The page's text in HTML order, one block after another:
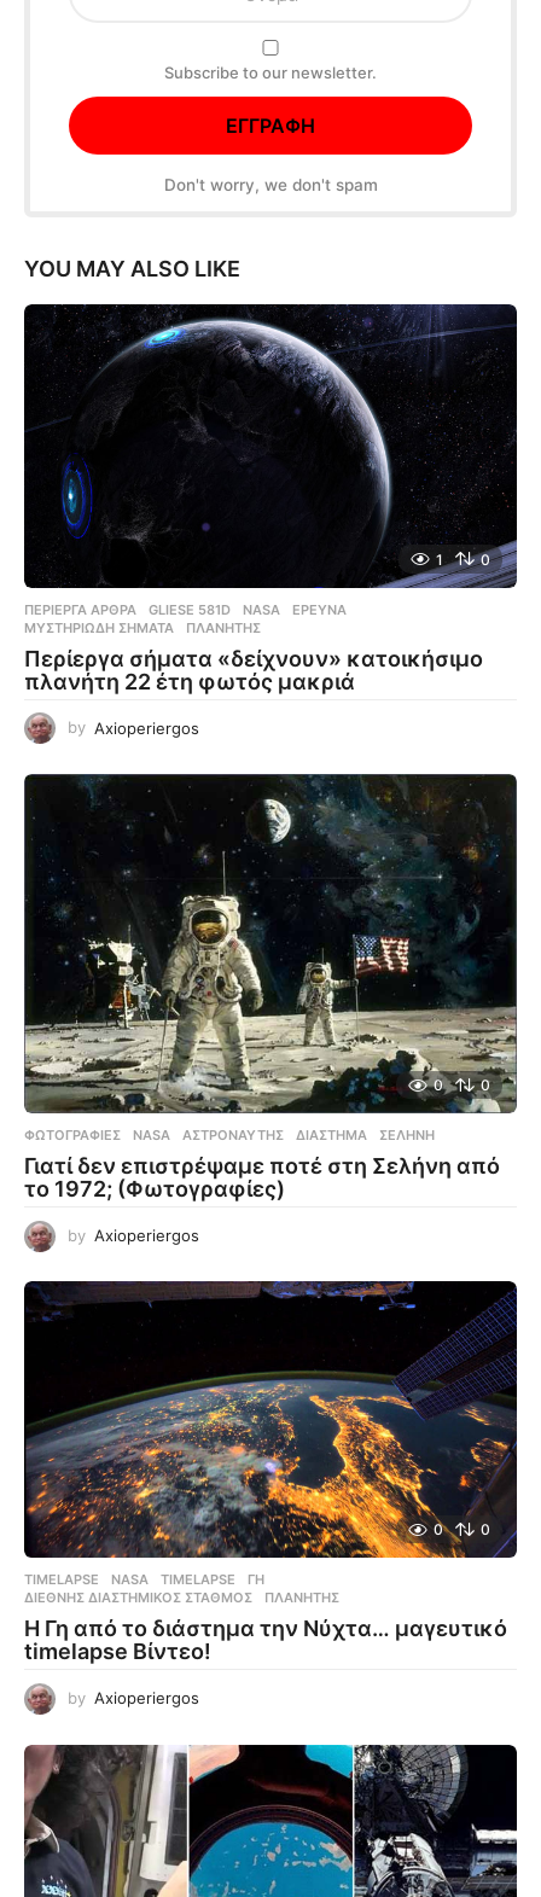
Subscribe to our newsletter.
Don't worry, we don't spam
YOU MAY ALSO LIKE
1 0
ΠΕΡΊΕΡΓΑ ΆΡΘΡΑ GLIESE 581D ,NASA ,ΈΡΕΥΝΑ
ΜΥΣΤΗΡΙΏΔΗ ΣΉΜΑΤΑ
,ΠΛΑΝΉΤΗΣ
Περίεργα σήματα «δείχνουν» κατοικήσιμο
πλανήτη 22 έτη φωτός μακριά
by Axioperiergos
0 0
ΦΩΤΟΓΡΑΦΊΕΣ NASA ,ΑΣΤΡΟΝΑΎΤΗΣ ,ΔΙΆΣΤΗΜΑ ,ΣΕΛΉΝΗ
Γιατί δεν επιστρέψαμε ποτέ στη Σελήνη από
το 1972; (Φωτογραφίες)
by Axioperiergos
0 0
TIMELAPSE NASA ,TIMELAPSE ,ΓΗ
ΔΙΕΘΝΉΣ ΔΙΑΣΤΗΜΙΚΌΣ ΣΤΑΘΜΌΣ
,ΠΛΑΝΉΤΗΣ
Η Γη από το διάστημα την Νύχτα… μαγευτικό
timelapse Βίντεο!
by Axioperiergos